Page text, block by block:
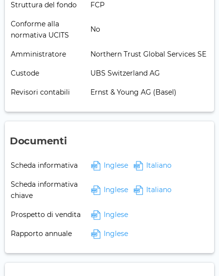
Struttura del fondo FCP
Conforme alla
normativa UCITS
No
Amministratore Northern Trust Global Services SE
Custode UBS Switzerland AG
Revisori contabili Ernst & Young AG (Basel)
Documenti
Scheda informativa Inglese Italiano
Scheda informativa
chiave
Inglese Italiano
Prospetto di vendita Inglese
Rapporto annuale Inglese